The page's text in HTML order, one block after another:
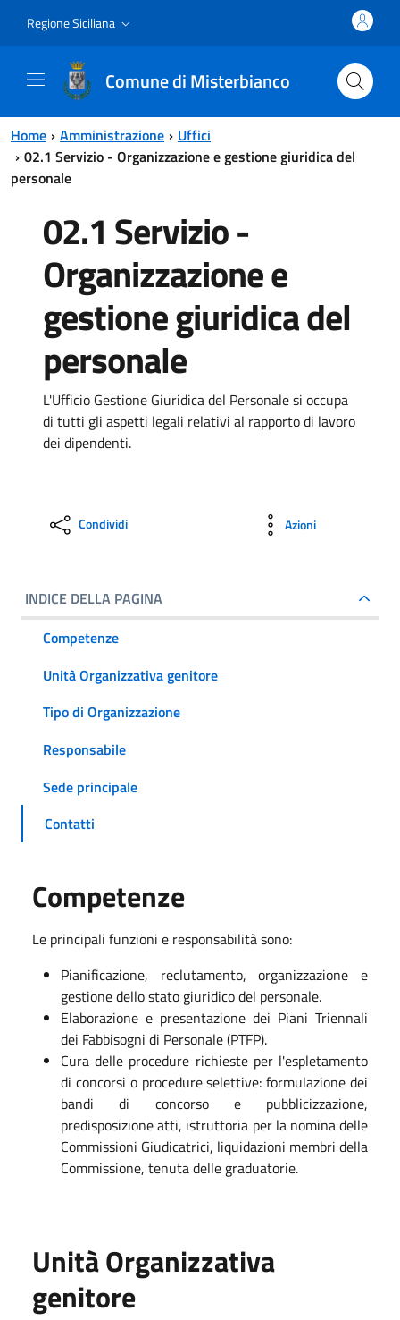
Regione Siciliana
Comune di Misterbianco
Home Amministrazione
Uffici
02.1 Servizio - Organizzazione e gestione giuridica del
personale
02.1 Servizio -
Organizzazione e
gestione giuridica del
personale
L'Ufficio Gestione Giuridica del Personale si occupa
di tutti gli aspetti legali relativi al rapporto di lavoro
dei dipendenti.
Condividi Azioni
INDICE DELLA PAGINA
Competenze
Unità Organizzativa genitore
Tipo di Organizzazione
Responsabile
Sede principale
Contatti
Competenze
Le principali funzioni e responsabilità sono:
Pianificazione, reclutamento, organizzazione e
gestione dello stato giuridico del personale.
Elaborazione e presentazione dei Piani Triennali
dei Fabbisogni di Personale (PTFP).
Cura delle procedure richieste per l'espletamento
di concorsi o procedure selettive: formulazione dei
bandi di concorso e pubblicizzazione,
predisposizione atti, istruttoria per la nomina delle
Commissioni Giudicatrici, liquidazioni membri della
Commissione, tenuta delle graduatorie.
Unità Organizzativa
genitore